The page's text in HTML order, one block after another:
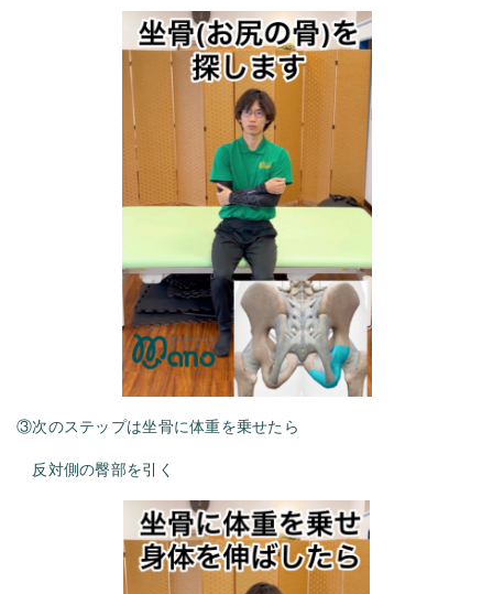
③次のステップは坐骨に体重を乗せたら
反対側の臀部を引く